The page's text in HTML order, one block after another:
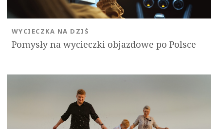
Pomysły na wycieczki objazdowe po Polsce
WYCIECZKA NA DZIŚ